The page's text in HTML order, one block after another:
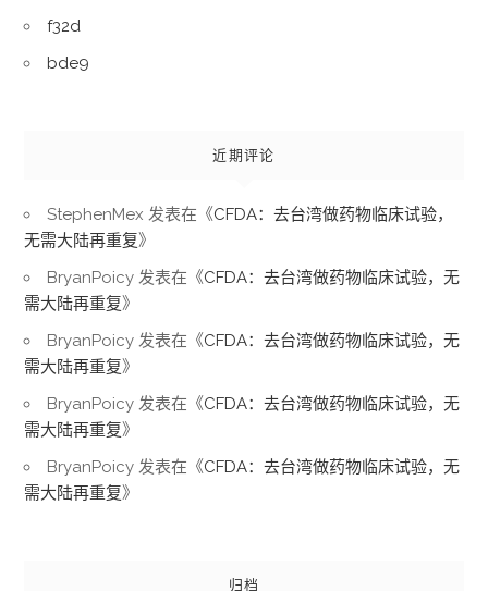
f32d
bde9
近期评论
StephenMex 发表在《CFDA：去台湾做药物临床试验，
无需大陆再重复》
BryanPoicy 发表在《CFDA：去台湾做药物临床试验，无
需大陆再重复》
BryanPoicy 发表在《CFDA：去台湾做药物临床试验，无
需大陆再重复》
BryanPoicy 发表在《CFDA：去台湾做药物临床试验，无
需大陆再重复》
BryanPoicy 发表在《CFDA：去台湾做药物临床试验，无
需大陆再重复》
归档